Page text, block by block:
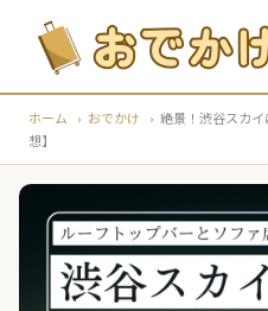
ホーム › おでかけ › 絶景！渋谷スカ
想】